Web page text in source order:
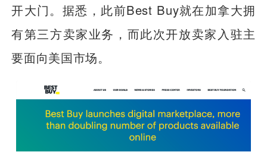
开大门。据悉，此前Best Buy就在加拿大拥
有第三方卖家业务，而此次开放卖家入驻主
要面向美国市场。